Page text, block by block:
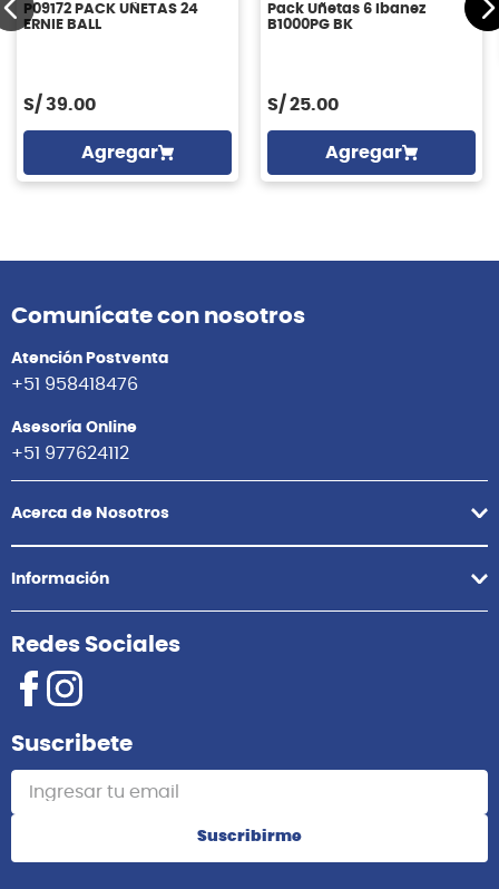
P09172 PACK UÑETAS 24
ERNIE BALL
S/ 39.00
Agregar
Pack Uñetas 6 Ibanez
B1000PG BK
S/ 25.00
Agregar
Comunícate con nosotros
Atención Postventa
+51 958418476
Asesoría Online
+51 977624112
Acerca de Nosotros
Información
Redes Sociales
Suscribete
Suscribirme